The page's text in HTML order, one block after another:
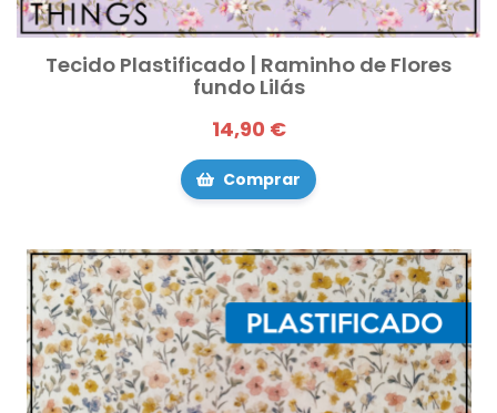
Tecido Plastificado | Raminho de Flores
fundo Lilás
14,90 €
Comprar